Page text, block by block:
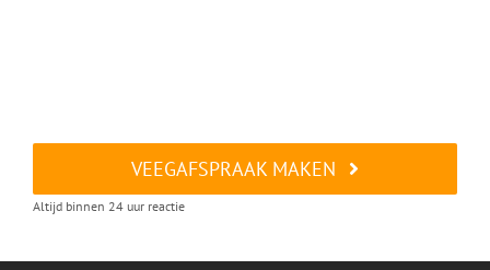
VEEGAFSPRAAK MAKEN
Altijd binnen 24 uur reactie